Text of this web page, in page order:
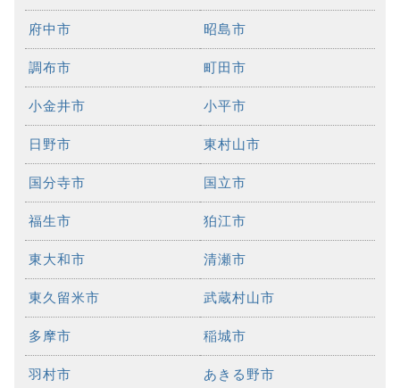
府中市 昭島市
調布市 町田市
小金井市 小平市
日野市 東村山市
国分寺市 国立市
福生市 狛江市
東大和市 清瀬市
東久留米市 武蔵村山市
多摩市 稲城市
羽村市 あきる野市